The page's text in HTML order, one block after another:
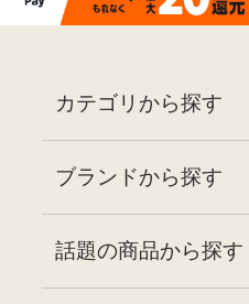
カテゴリから探す
ブランドから探す
話題の商品から探す